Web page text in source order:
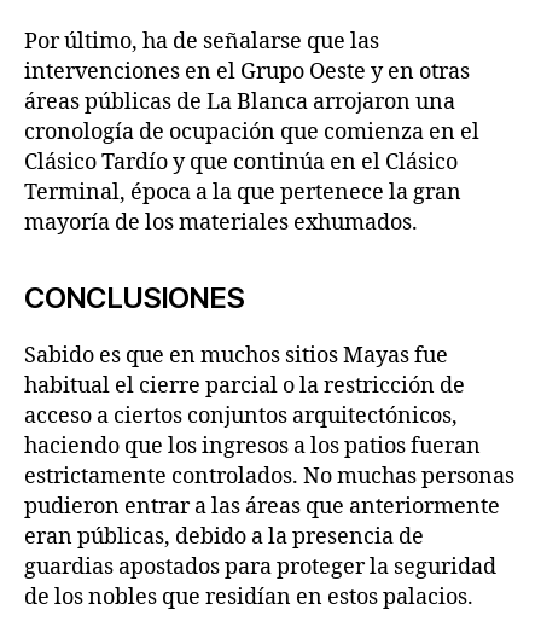
Por último, ha de señalarse que las
intervenciones en el Grupo Oeste y en otras
áreas públicas de La Blanca arrojaron una
cronología de ocupación que comienza en el
Clásico Tardío y que continúa en el Clásico
Terminal, época a la que pertenece la gran
mayoría de los materiales exhumados.
CONCLUSIONES
Sabido es que en muchos sitios Mayas fue
habitual el cierre parcial o la restricción de
acceso a ciertos conjuntos arquitectónicos,
haciendo que los ingresos a los patios fueran
estrictamente controlados. No muchas personas
pudieron entrar a las áreas que anteriormente
eran públicas, debido a la presencia de
guardias apostados para proteger la seguridad
de los nobles que residían en estos palacios.